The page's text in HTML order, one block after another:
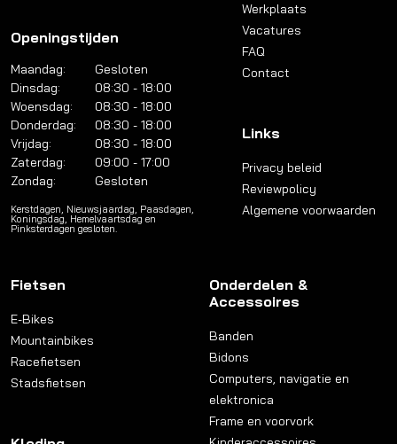
Openingstijden
Maandag:
Gesloten
Dinsdag:
08:30 - 18:00
Woensdag:
08:30 - 18:00
Donderdag:
08:30 - 18:00
Vrijdag:
08:30 - 18:00
Zaterdag:
09:00 - 17:00
Zondag:
Gesloten
Kerstdagen, Nieuwsjaardag, Paasdagen,
Koningsdag, Hemelvaartsdag en
Pinksterdagen gesloten.
Werkplaats
Vacatures
FAQ
Contact
Links
Privacy beleid
Reviewpolicy
Algemene voorwaarden
Fietsen
E-Bikes
Mountainbikes
Racefietsen
Stadsfietsen
Onderdelen &
Accessoires
Banden
Bidons
Computers, navigatie en
elektronica
Frame en voorvork